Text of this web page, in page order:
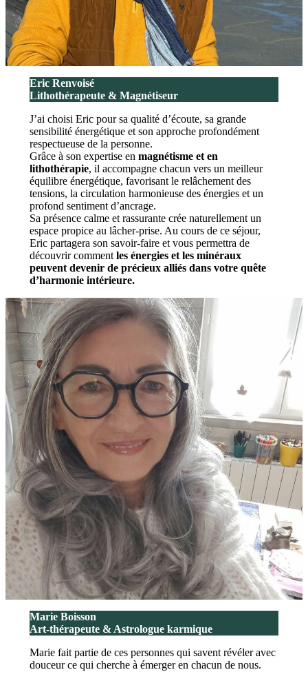
Eric Renvoisé
Lithothérapeute & Magnétiseur
J’ai choisi Eric pour sa qualité d’écoute, sa grande
sensibilité énergétique et son approche profondément
respectueuse de la personne.
Grâce à son expertise en magnétisme et en
lithothérapie, il accompagne chacun vers un meilleur
équilibre énergétique, favorisant le relâchement des
tensions, la circulation harmonieuse des énergies et un
profond sentiment d’ancrage.
Sa présence calme et rassurante crée naturellement un
espace propice au lâcher-prise. Au cours de ce séjour,
Eric partagera son savoir-faire et vous permettra de
découvrir commentles énergies et les minéraux
peuvent devenir de précieux alliés dans votre quête
d’harmonie intérieure.
Marie Boisson
Art-thérapeute & Astrologue karmique
Marie fait partie de ces personnes qui savent révéler avec
douceur ce qui cherche à émerger en chacun de nous.